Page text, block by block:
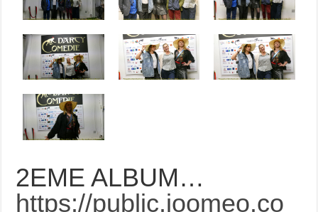
2EME ALBUM…
https://public.joomeo.co